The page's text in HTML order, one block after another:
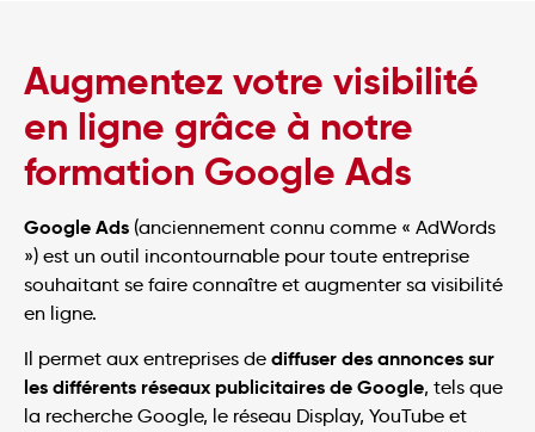
Augmentez votre visibilité
en ligne grâce à notre
formation Google Ads
Google Ads (anciennement connu comme « AdWords
») est un outil incontournable pour toute entreprise
souhaitant se faire connaître et augmenter sa visibilité
en ligne.
Il permet aux entreprises de diffuser des annonces sur
les différents réseaux publicitaires de Google, tels que
la recherche Google, le réseau Display, YouTube et